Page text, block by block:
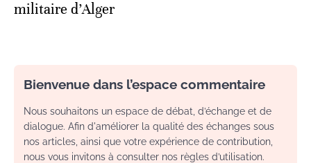
militaire d’Alger
Bienvenue dans l’espace commentaire
Nous souhaitons un espace de débat, d’échange et de
dialogue. Afin d'améliorer la qualité des échanges sous
nos articles, ainsi que votre expérience de contribution,
nous vous invitons à consulter nos règles d’utilisation.